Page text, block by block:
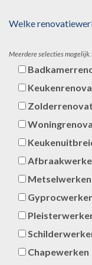
Welke
Meerdere selecties mogelijk.
Metselwerken
Chapewerken